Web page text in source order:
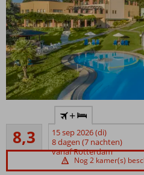
ligging
Zwembad
met apart
kinderbad
8,3
Zeer goed
27
beoordelingen
+
15 sep 2026 (di)
8 dagen (7 nachten)
vanaf Rotterdam
Nog 2 kamer(s)